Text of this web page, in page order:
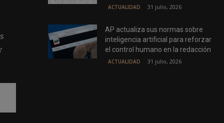
ACTUALIDAD 31 julio, 2026
AP actualiza sus normas sobre
inteligencia artificial para reforzar
el control humano en la redacción
ACTUALIDAD 31 julio, 2026